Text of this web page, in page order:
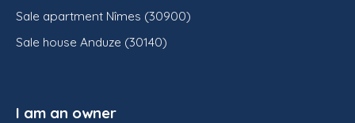
Sale apartment Nîmes (30900)
Sale house Anduze (30140)
I am an owner